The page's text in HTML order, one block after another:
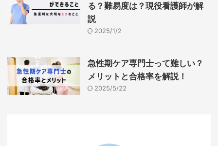
る？難易度は？現役看護師が解
説
2025/1/2
急性期ケア専門士って難しい？
メリットと合格率を解説！
2025/5/22